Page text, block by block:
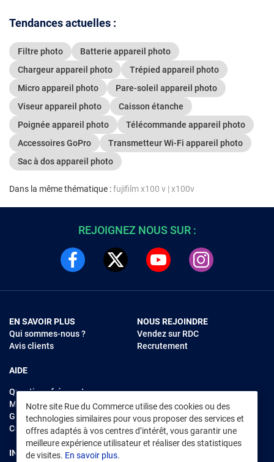
Tendances actuelles :
Filtre photo
Batterie appareil photo
Chargeur appareil photo
Trépied appareil photo
Micro appareil photo
Pare-soleil appareil photo
Viseur appareil photo
Caisson étanche
Poignée appareil photo
Télécommande appareil photo
Accessoires GoPro
Transmetteur Wi-Fi appareil photo
Sac à dos appareil photo
Dans la même thématique :fujifilm x100 v | x100v
Notre site Rue du Commerce utilise des cookies ou des
technologies similaires pour vous proposer des services et
offres adaptés à vos centres d’intérêt, vous garantir une
meilleure expérience utilisateur et réaliser des statistiques
de visites. En savoir plus.
REJOIGNEZ NOUS SUR :
EN SAVOIR PLUS
Qui sommes-nous ?
Avis clients
AIDE
Questions fréquentes
Modes de règlements
Garantie et retours
Contacter Rue du Commerce
NOUS REJOINDRE
Vendez sur RDC
Recrutement
INFORMATIONS LÉGALES